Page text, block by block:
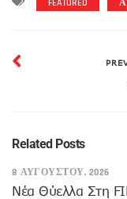
FEATURED
Related Posts
8 ΑΥΓΟΎΣΤΟΥ, 2026
Νέα Θύελλα Στη